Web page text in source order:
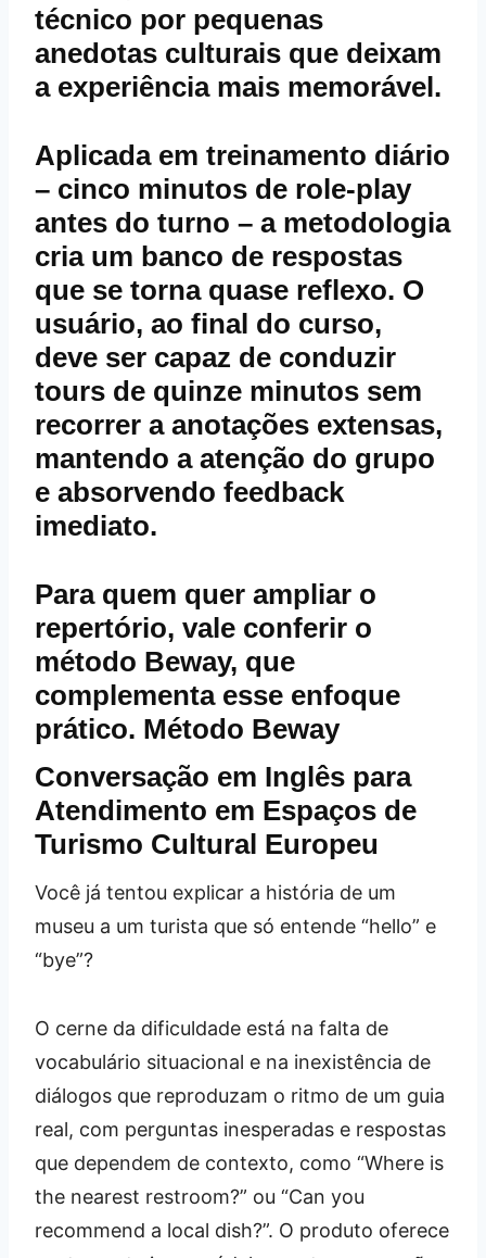
técnico por pequenas
anedotas culturais que deixam
a experiência mais memorável.
Aplicada em treinamento diário
– cinco minutos de role‑play
antes do turno – a metodologia
cria um banco de respostas
que se torna quase reflexo. O
usuário, ao final do curso,
deve ser capaz de conduzir
tours de quinze minutos sem
recorrer a anotações extensas,
mantendo a atenção do grupo
e absorvendo feedback
imediato.
Para quem quer ampliar o
repertório, vale conferir o
método Beway, que
complementa esse enfoque
prático. Método Beway
Conversação em Inglês para
Atendimento em Espaços de
Turismo Cultural Europeu
Você já tentou explicar a história de um
museu a um turista que só entende “hello” e
“bye”?
O cerne da dificuldade está na falta de
vocabulário situacional e na inexistência de
diálogos que reproduzam o ritmo de um guia
real, com perguntas inesperadas e respostas
que dependem de contexto, como “Where is
the nearest restroom?” ou “Can you
recommend a local dish?”. O produto oferece